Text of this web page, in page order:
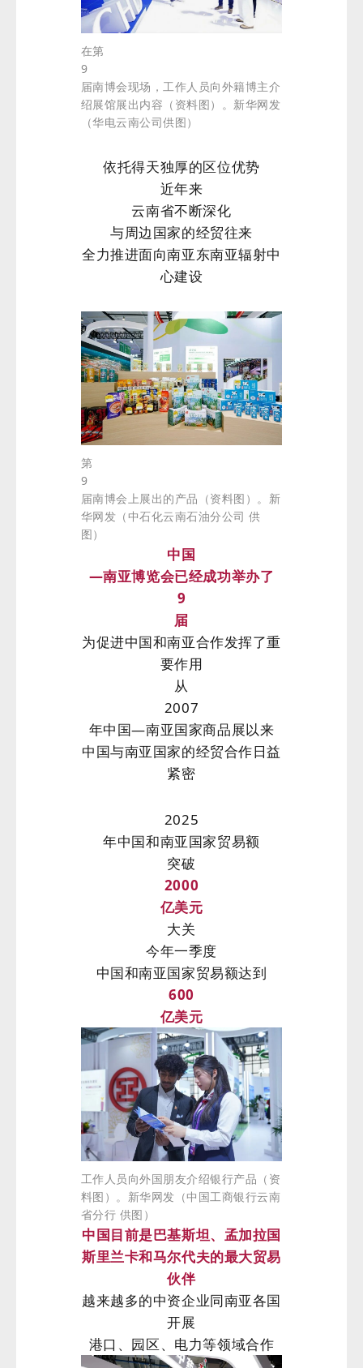
在第
9
届南博会现场，工作人员向外籍博主介
绍展馆展出内容（资料图）。新华网发
（华电云南公司供图）
依托得天独厚的区位优势
近年来
云南省不断深化
与周边国家的经贸往来
全力推进面向南亚东南亚辐射中
心建设
第
9
届南博会上展出的产品（资料图）。新
华网发（中石化云南石油分公司 供
图）
中国
—南亚博览会已经成功举办了
9
届
为促进中国和南亚合作发挥了重
要作用
从
2007
年中国—南亚国家商品展以来
中国与南亚国家的经贸合作日益
紧密
2025
年中国和南亚国家贸易额
突破
2000
亿美元
大关
今年一季度
中国和南亚国家贸易额达到
600
亿美元
工作人员向外国朋友介绍银行产品（资
料图）。新华网发（中国工商银行云南
省分行 供图）
中国目前是巴基斯坦、孟加拉国
斯里兰卡和马尔代夫的最大贸易
伙伴
越来越多的中资企业同南亚各国
开展
港口、园区、电力等领域合作